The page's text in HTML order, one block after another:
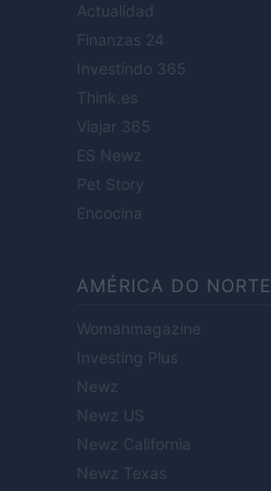
Actualidad
Finanzas 24
Investindo 365
Think.es
Viajar 365
ES Newz
Pet Story
Encocina
AMÉRICA DO NORTE
Womanmagazine
Investing Plus
Newz
Newz US
Newz California
Newz Texas